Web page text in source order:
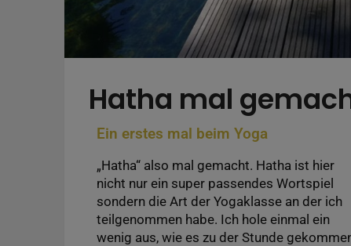
Hatha mal
Ein erstes mal beim Yoga
„Hatha“ also mal gemacht. Hatha ist hier
nicht nur ein super passendes Wortspiel
sondern die Art der Yogaklasse an der ich
teilgenommen habe. Ich hole einmal ein
wenig aus, wie es zu der Stunde